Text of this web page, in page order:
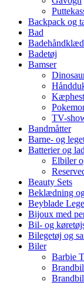
Backpack og
Bad
Badetøj
Bamser
TV-
Bandmåtter
Barne- og
Batterier og
Elbiler
Beauty Sets
Beklædning
Beyblade
Bijoux med
Bil- og
Bilegetøj og
Biler
Barbie
Brandbil